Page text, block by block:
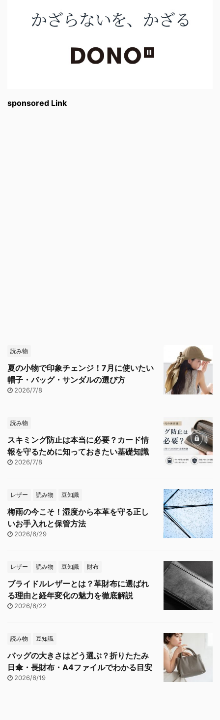
sponsored Link
読み物
夏の小物で印象チェンジ！7月に使いたい
帽子・バッグ・サンダルの選び方
2026/7/8
読み物
スキミング防止は本当に必要？カード情
報を守るために知っておきたい基礎知識
2026/7/8
レザー 読み物 豆知識
梅雨の今こそ！湿度から本革を守る正し
いお手入れと保管方法
2026/6/29
レザー 読み物 豆知識 財布
ブライドルレザーとは？革財布に選ばれ
る理由と経年変化の魅力を徹底解説
2026/6/22
読み物 豆知識
バッグの大きさはどう選ぶ？折りたたみ
日傘・長財布・A4ファイルでわかる目安
2026/6/19